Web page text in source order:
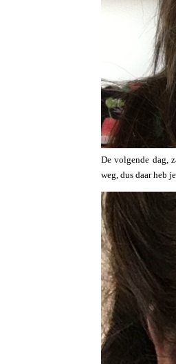
De volgende dag,
weg, dus daar heb